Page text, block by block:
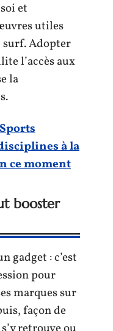
et
utiles
surf. Adopter
l’accès aux
la
Sports
à la
ce moment
booster
gadget : c’est
pour
marques sur
façon de